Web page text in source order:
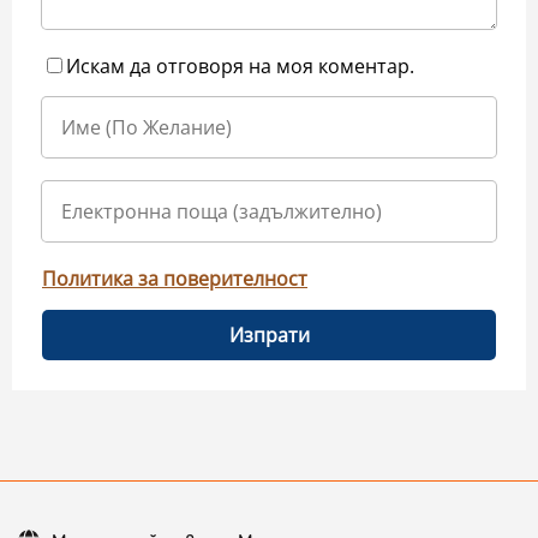
Искам да отговоря на моя коментар.
Политика за поверителност
Изпрати